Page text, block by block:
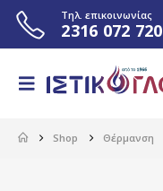
Τηλ. επικοινωνίας
2316 072 720
Shop Θέρμανση